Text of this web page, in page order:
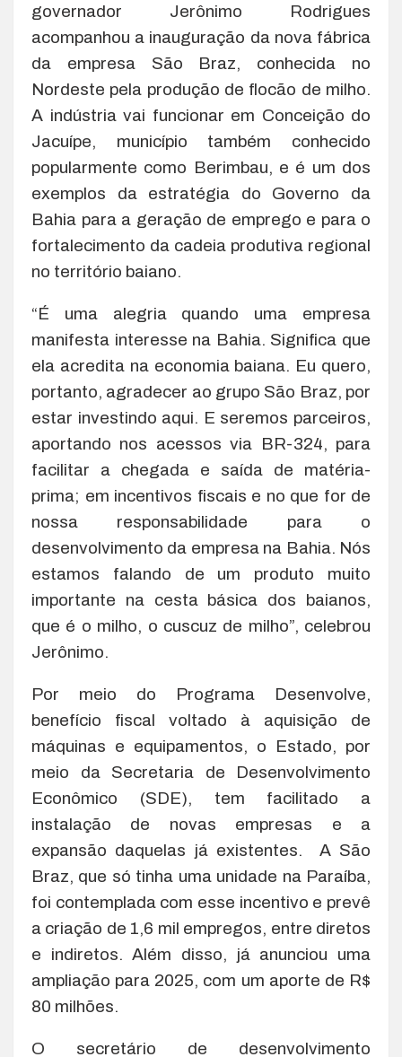
governador Jerônimo Rodrigues
acompanhou a inauguração da nova fábrica
da empresa São Braz, conhecida no
Nordeste pela produção de flocão de milho.
A indústria vai funcionar em Conceição do
Jacuípe, município também conhecido
popularmente como Berimbau, e é um dos
exemplos da estratégia do Governo da
Bahia para a geração de emprego e para o
fortalecimento da cadeia produtiva regional
no território baiano.
“É uma alegria quando uma empresa
manifesta interesse na Bahia. Significa que
ela acredita na economia baiana. Eu quero,
portanto, agradecer ao grupo São Braz, por
estar investindo aqui. E seremos parceiros,
aportando nos acessos via BR-324, para
facilitar a chegada e saída de matéria-
prima; em incentivos fiscais e no que for de
nossa responsabilidade para o
desenvolvimento da empresa na Bahia. Nós
estamos falando de um produto muito
importante na cesta básica dos baianos,
que é o milho, o cuscuz de milho”, celebrou
Jerônimo.
Por meio do Programa Desenvolve,
benefício fiscal voltado à aquisição de
máquinas e equipamentos, o Estado, por
meio da Secretaria de Desenvolvimento
Econômico (SDE), tem facilitado a
instalação de novas empresas e a
expansão daquelas já existentes. A São
Braz, que só tinha uma unidade na Paraíba,
foi contemplada com esse incentivo e prevê
a criação de 1,6 mil empregos, entre diretos
e indiretos. Além disso, já anunciou uma
ampliação para 2025, com um aporte de R$
80 milhões.
O secretário de desenvolvimento